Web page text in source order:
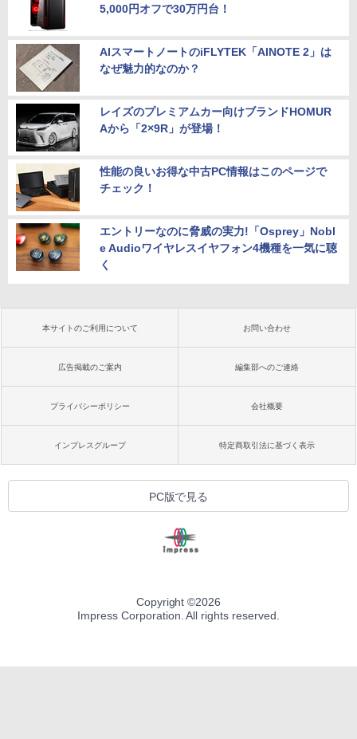
5,000円オフで30万円台！
AIスマートノートのiFLYTEK「AINOTE 2」は
なぜ魅力的なのか？
レイズのプレミアムカー向けブランドHOMUR
Aから「2×9R」が登場！
性能の良いお得な中古PC情報はこのページで
チェック！
エントリーなのに脅威の実力!「Osprey」Nobl
e Audioワイヤレスイヤフォン4機種を一気に聴
く
本サイトのご利用について お問い合わせ
広告掲載のご案内 編集部へのご連絡
プライバシーポリシー 会社概要
インプレスグループ 特定商取引法に基づく表示
PC版で見る
Copyright ©2026
Impress Corporation. All rights reserved.